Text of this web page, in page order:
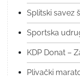
Splitski savez
Sportska
KDP Donat –
Plivački